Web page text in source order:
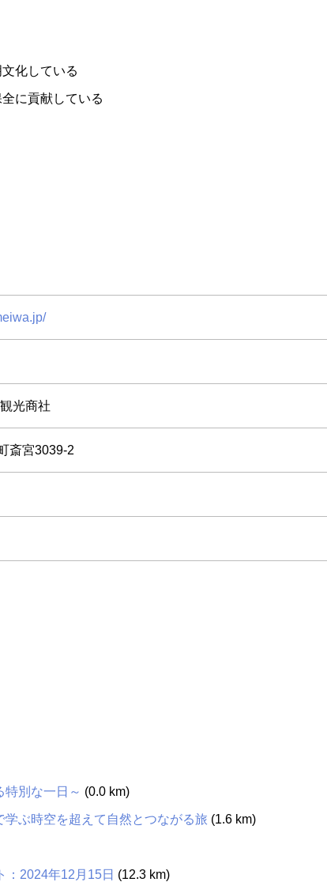
化している
に貢献している
光商社
斎宮3039-2
特別な一日～ (0.0 km)
ぶ時空を超えて自然とつながる旅 (1.6 km)
：2024年12月15日 (12.3 km)